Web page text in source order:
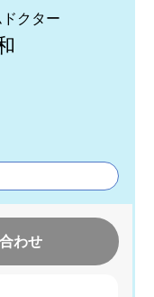
クター
わせ